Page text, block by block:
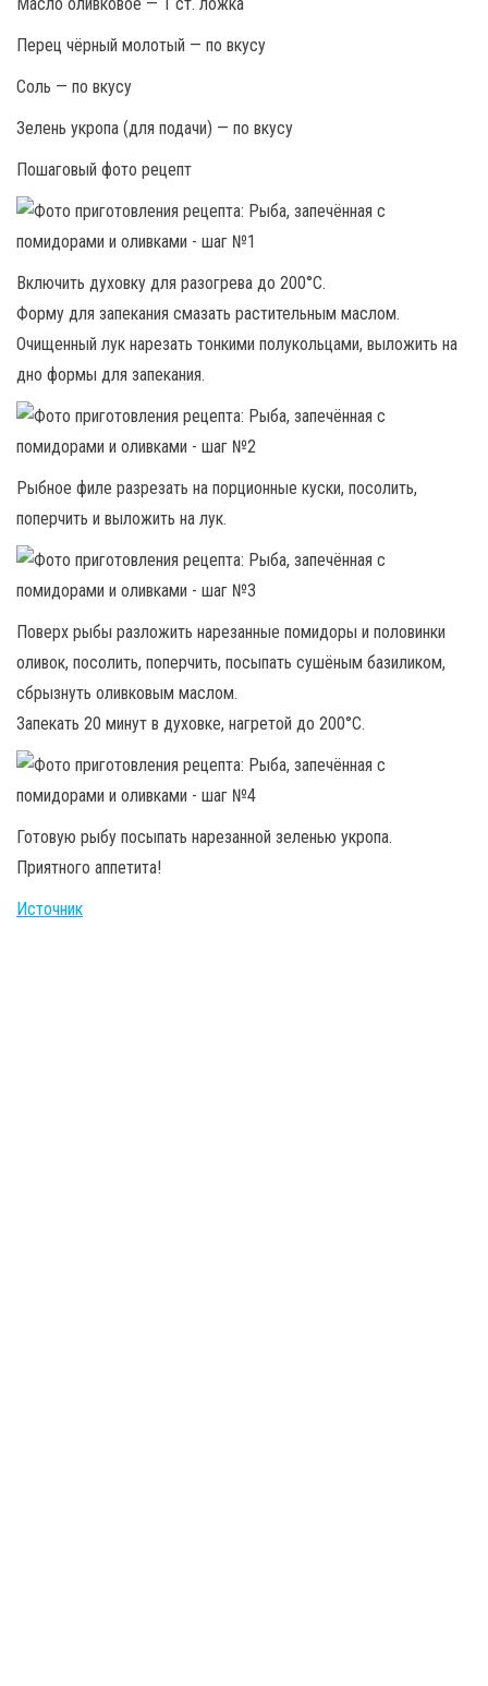
Перец чёрный молотый — по вкусу
Соль — по вкусу
Зелень укропа (для подачи) — по вкусу
Пошаговый фото рецепт
Включить духовку для разогрева до 200°C.
Форму для запекания смазать растительным маслом.
Очищенный лук нарезать тонкими полукольцами, выложить на
дно формы для запекания.
Рыбное филе разрезать на порционные куски, посолить,
поперчить и выложить на лук.
Поверх рыбы разложить нарезанные помидоры и половинки
оливок, посолить, поперчить, посыпать сушёным базиликом,
сбрызнуть оливковым маслом.
Запекать 20 минут в духовке, нагретой до 200°C.
Готовую рыбу посыпать нарезанной зеленью укропа.
Приятного аппетита!
Источник